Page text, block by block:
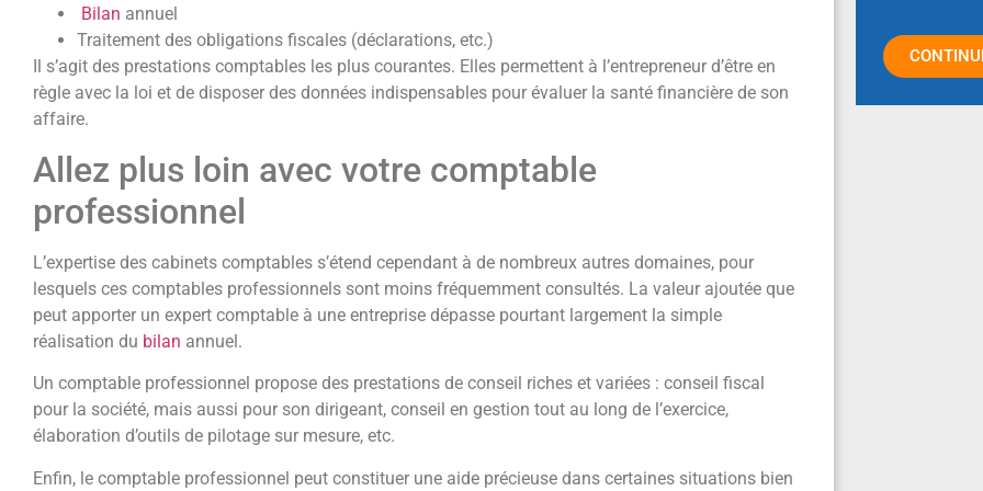
Bilan annuel
Traitement des obligations fiscales (déclarations, etc.)
Il s’agit des prestations comptables les plus courantes. Elles permettent à l’entrepreneur d’être en
règle avec la loi et de disposer des données indispensables pour évaluer la santé financière de son
affaire.
Allez plus loin avec votre comptable
professionnel
L’expertise des cabinets comptables s’étend cependant à de nombreux autres domaines, pour
lesquels ces comptables professionnels sont moins fréquemment consultés. La valeur ajoutée que
peut apporter un expert comptable à une entreprise dépasse pourtant largement la simple
réalisation du bilan annuel.
Un comptable professionnel propose des prestations de conseil riches et variées : conseil fiscal
pour la société, mais aussi pour son dirigeant, conseil en gestion tout au long de l’exercice,
élaboration d’outils de pilotage sur mesure, etc.
Enfin, le comptable professionnel peut constituer une aide précieuse dans certaines situations bien